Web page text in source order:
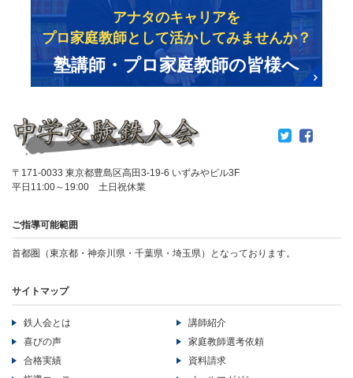
〒171-0033 東京都豊島区高田3-19-6 いずみやビル3F
平日11:00～19:00 土日祝休業
ご指導可能範囲
首都圏（東京都・神奈川県・千葉県・埼玉県）となっております。
サイトマップ
鉄人会とは
喜びの声
合格実績
講師紹介
家庭教師選考依頼
資料請求
アナタのキャリアを
プロ家庭教師として活かしてみませんか？
塾講師・プロ家庭教師の皆様へ